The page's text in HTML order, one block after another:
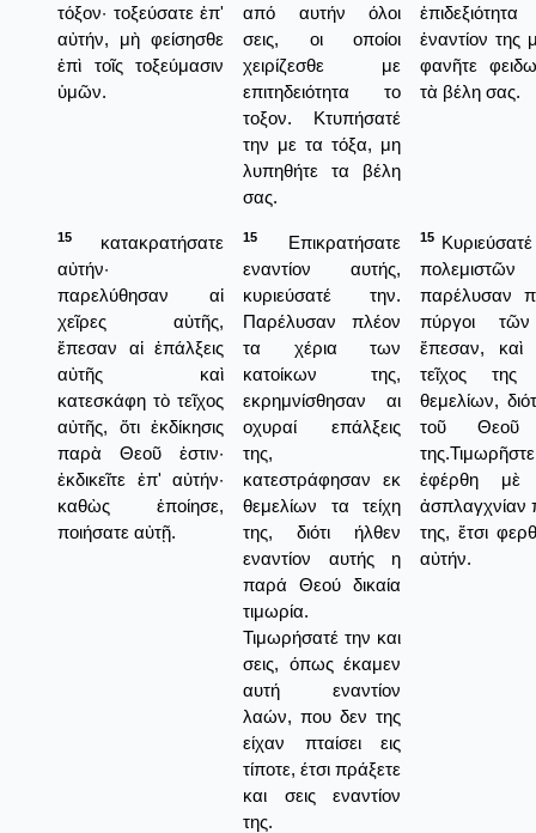
τόξον· τοξεύσατε ἐπ'
αὐτήν, μὴ φείσησθε
ἐπὶ τοῖς τοξεύμασιν
ὑμῶν.
από αυτήν όλοι
σεις, οι οποίοι
χειρίζεσθε με
επιτηδειότητα το
τοξον. Κτυπήσατέ
την με τα τόξα, μη
λυπηθήτε τα βέλη
σας.
ἐναντίον της
φανῆτε
τὰ βέλη σας.
15
κατακρατήσατε
αὐτήν·
παρελύθησαν αἱ
χεῖρες αὐτῆς,
ἔπεσαν αἱ ἐπάλξεις
αὐτῆς καὶ
κατεσκάφη τὸ τεῖχος
αὐτῆς, ὅτι ἐκδίκησις
παρὰ Θεοῦ ἐστιν·
ἐκδικεῖτε ἐπ' αὐτήν·
καθὼς ἐποίησε,
ποιήσατε αὐτῇ.
15
Επικρατήσατε
εναντίον αυτής,
κυριεύσατέ την.
Παρέλυσαν πλέον
τα χέρια των
κατοίκων της,
εκρημνίσθησαν αι
οχυραί επάλξεις
της,
κατεστράφησαν εκ
θεμελίων τα τείχη
της, διότι ήλθεν
εναντίον αυτής η
παρά Θεού δικαία
τιμωρία.
Τιμωρήσατέ την και
σεις, όπως έκαμεν
αυτή εναντίον
λαών, που δεν της
είχαν πταίσει εις
τίποτε, έτσι πράξετε
και σεις εναντίον
της.
15
παρέλυσαν
πύργοι
ἔπεσαν, καὶ
τεῖχος
θεμελίων,
τοῦ Θεοῦ
ἐφέρθη μὲ
ἀσπλαγχνίαν
της, ἔτσι
αὐτήν.